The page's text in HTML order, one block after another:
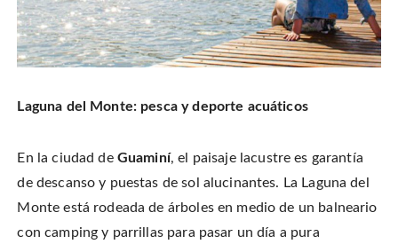
Laguna del Monte: pesca y deporte acuáticos
En la ciudad de Guaminí, el paisaje lacustre es garantía
de descanso y puestas de sol alucinantes. La Laguna del
Monte está rodeada de árboles en medio de un balneario
con camping y parrillas para pasar un día a pura